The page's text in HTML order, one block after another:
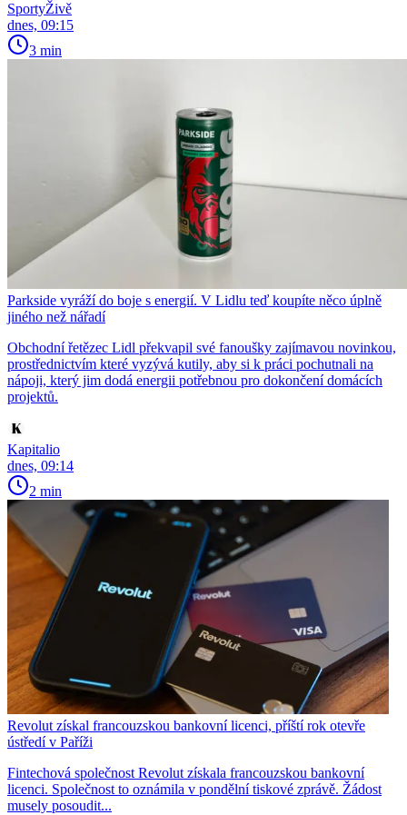
SportyŽivě
dnes, 09:15
3 min
Parkside vyráží do boje s energií. V Lidlu teď koupíte něco úplně
jiného než nářadí
Obchodní řetězec Lidl překvapil své fanoušky zajímavou novinkou,
prostřednictvím které vyzývá kutily, aby si k práci pochutnali na
nápoji, který jim dodá energii potřebnou pro dokončení domácích
projektů.
Kapitalio
dnes, 09:14
2 min
Revolut získal francouzskou bankovní licenci, příští rok otevře
ústředí v Paříži
Fintechová společnost Revolut získala francouzskou bankovní
licenci. Společnost to oznámila v pondělní tiskové zprávě. Žádost
musely posoudit...